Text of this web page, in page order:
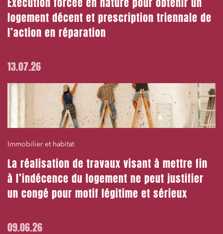
Exécution forcée en nature pour obtenir un
logement décent et prescription triennale de
l’action en réparation
13.07.26
Immobilier et habitat
La réalisation de travaux visant à mettre fin
à l’indécence du logement ne peut justifier
un congé pour motif légitime et sérieux
09.06.26